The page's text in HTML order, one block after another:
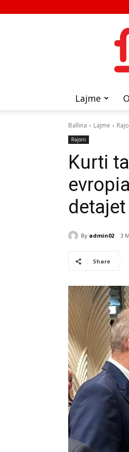
Lajme
Ballina Lajme
Rajoni
Kurti
detajet
By admin02 3
Share